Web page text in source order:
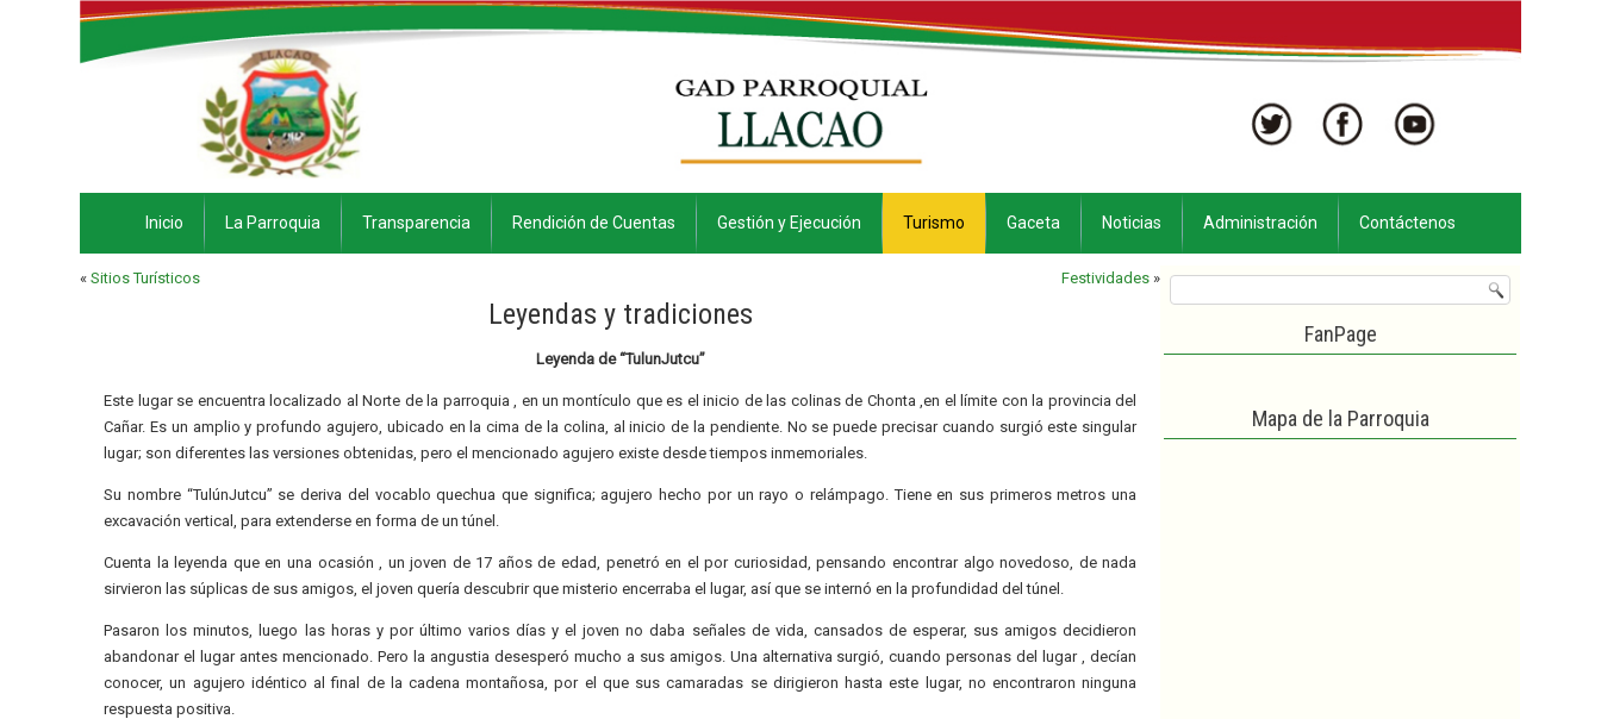
Inicio La Parroquia Transparencia Rendición de Cuentas Gestión y Ejecución Turismo Gaceta Noticias Administración Contáctenos
«Sitios Turísticos Festividades »
Leyendas y tradiciones
Leyenda de “TulunJutcu”
Este lugar se encuentra localizado al Norte de la parroquia , en un montículo que es el inicio de las colinas de Chonta ,en el límite con la provincia del
Cañar. Es un amplio y profundo agujero, ubicado en la cima de la colina, al inicio de la pendiente. No se puede precisar cuando surgió este singular
lugar; son diferentes las versiones obtenidas, pero el mencionado agujero existe desde tiempos inmemoriales.
Su nombre “TulúnJutcu” se deriva del vocablo quechua que significa; agujero hecho por un rayo o relámpago. Tiene en sus primeros metros una
excavación vertical, para extenderse en forma de un túnel.
Cuenta la leyenda que en una ocasión , un joven de 17 años de edad, penetró en el por curiosidad, pensando encontrar algo novedoso, de nada
sirvieron las súplicas de sus amigos, el joven quería descubrir que misterio encerraba el lugar, así que se internó en la profundidad del túnel.
Pasaron los minutos, luego las horas y por último varios días y el joven no daba señales de vida, cansados de esperar, sus amigos decidieron
abandonar el lugar antes mencionado. Pero la angustia desesperó mucho a sus amigos. Una alternativa surgió, cuando personas del lugar , decían
conocer, un agujero idéntico al final de la cadena montañosa, por el que sus camaradas se dirigieron hasta este lugar, no encontraron ninguna
respuesta positiva.
FanPage
Mapa de la Parroquia